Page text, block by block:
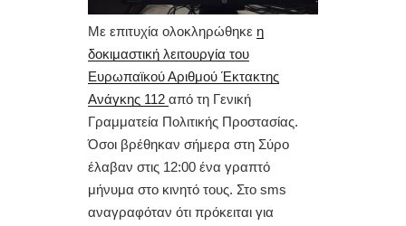
Με επιτυχία ολοκληρώθηκε η
δοκιμαστική λειτουργία του
Ευρωπαϊκού Αριθμού Έκτακτης
Ανάγκης 112από τη Γενική
Γραμματεία Πολιτικής Προστασίας.
Όσοι βρέθηκαν σήμερα στη Σύρο
έλαβαν στις 12:00 ένα γραπτό
μήνυμα στο κινητό τους. Στο sms
αναγραφόταν ότι πρόκειται για